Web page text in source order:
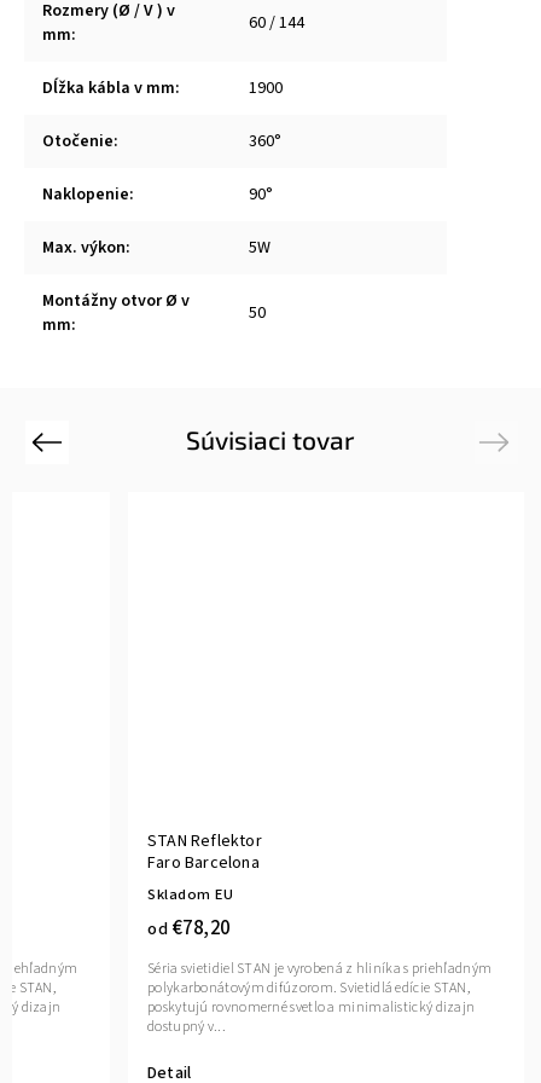
Rozmery (Ø / V ) v
mm: 60 / 144
Dĺžka kábla v mm: 1900
Otočenie: 360°
Naklopenie: 90°
Max. výkon: 5W
Montážny otvor Ø v
mm: 50
Súvisiaci tovar
Previous
STAN,
dizajn
STAN Reflektor
Faro Barcelona
Skladom EU
od €78,20
Detail
Séria svietidiel STAN je vyrobená z hliníka s priehľadným
polykarbonátovým difúzorom. Svietidlá edície STAN,
poskytujú rovnomerné svetlo a minimalistický dizajn
dostupný v...
Next